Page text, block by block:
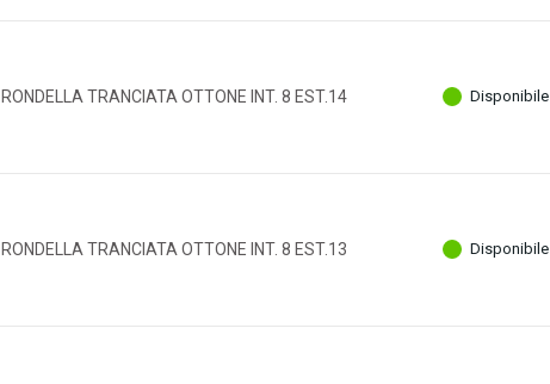
RONDELLA TRANCIATA OTTONE INT. 8 EST.14 Disponibile
RONDELLA TRANCIATA OTTONE INT. 8 EST.13 Disponibile